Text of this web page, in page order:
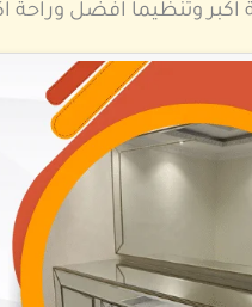
وتنظيما افضل وراحة